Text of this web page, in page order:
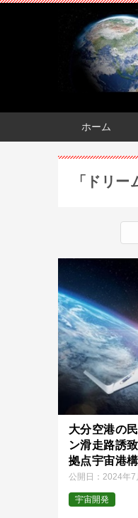
ホーム
「ドリ
大分空港の
ン滑走路誘
拠点宇宙港
公開日： 2024年7
宇宙開発